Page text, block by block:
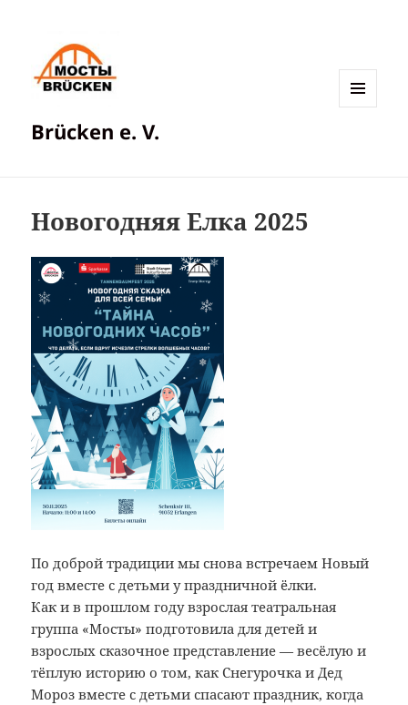
Brücken e. V.
Новогодняя Елка 2025
По доброй традиции мы снова встречаем Новый
год вместе с детьми у праздничной ёлки.
Как и в прошлом году взрослая театральная
группа «Мосты» подготовила для детей и
взрослых сказочное представление — весёлую и
тёплую историю о том, как Снегурочка и Дед
Мороз вместе с детьми спасают праздник, когда